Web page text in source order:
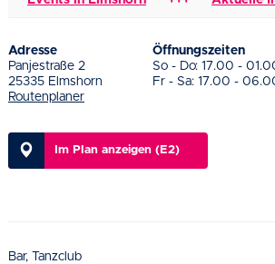
Adresse
Panjestraße 2
25335 Elmshorn
Routenplaner
Öffnungszeiten
So - Do: 17.00 -
Fr - Sa: 17.00 -
Im Plan anzeigen (E2)
Bar, Tanzclub